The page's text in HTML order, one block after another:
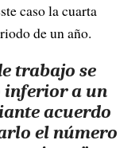
caso la cuarta
de un año.
trabajo se
inferior a un
acuerdo
el número